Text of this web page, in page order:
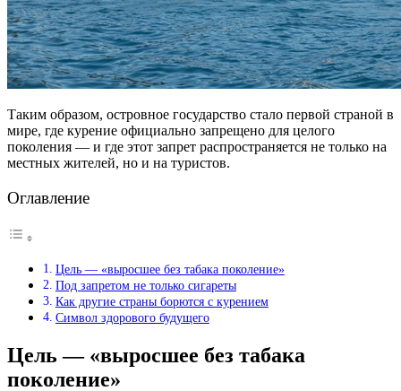
Таким образом, островное государство стало первой страной в
мире, где курение официально запрещено для целого
поколения — и где этот запрет распространяется не только на
местных жителей, но и на туристов.
Оглавление
Цель — «выросшее без табака поколение»
Под запретом не только сигареты
Как другие страны борются с курением
Символ здорового будущего
Цель — «выросшее без табака
поколение»